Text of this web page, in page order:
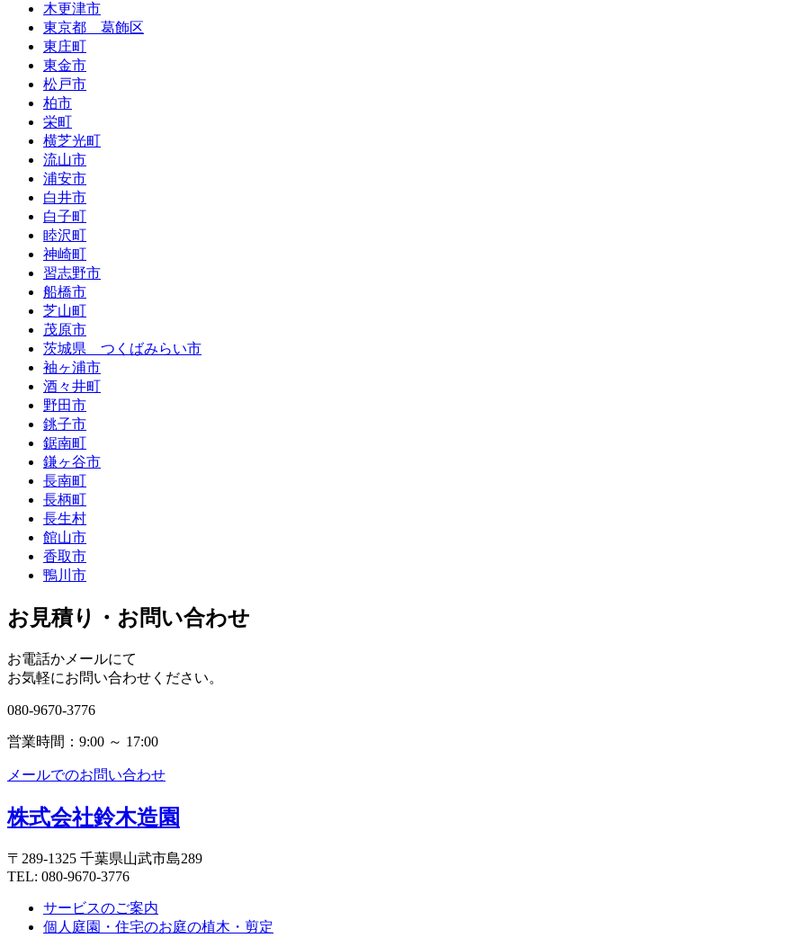
木更津市
東京都 葛飾区
東庄町
東金市
松戸市
柏市
栄町
横芝光町
流山市
浦安市
白井市
白子町
睦沢町
神崎町
習志野市
船橋市
芝山町
茂原市
茨城県 つくばみらい市
袖ヶ浦市
酒々井町
野田市
銚子市
鋸南町
鎌ヶ谷市
長南町
長柄町
長生村
館山市
香取市
鴨川市
お見積り・お問い合わせ
お電話かメールにて
お気軽にお問い合わせください。
080-9670-3776
営業時間：9:00 ～ 17:00
メールでのお問い合わせ
株式会社鈴木造園
〒289-1325 千葉県山武市島289
TEL: 080-9670-3776
サービスのご案内
個人庭園・住宅のお庭の植木・剪定